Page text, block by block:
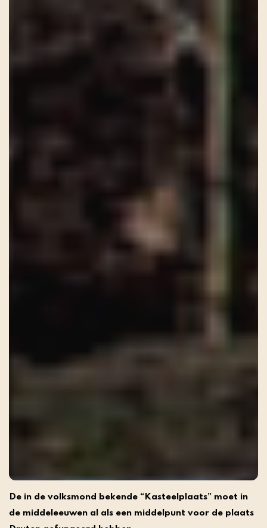
De in de volksmond bekende “Kasteelplaats” moet in
de middeleeuwen al als een middelpunt voor de plaats